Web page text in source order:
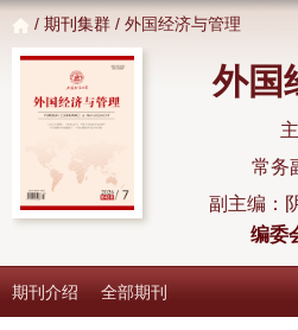
/ 期刊集群 / 外国经济与管理
外国
常务
副主编：
编委
期刊介绍 全部期刊